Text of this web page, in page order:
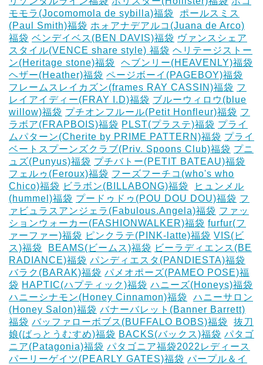
モモラ(Jocomomola de sybilla)福袋
ポールスミス
(Paul Smith)福袋 ホォアナデアルコ(Juana de Arco)
福袋 ベンデイベス(BEN DAVIS)福袋 ヴァンスシェア
スタイル(VENCE share style) 福袋 ヘリテージストー
ン(Heritage stone)福袋
ヘブンリー(HEAVENLY)福袋
ヘザー(Heather)福袋 ページボーイ(PAGEBOY)福袋
フレームスレイカズン(frames RAY CASSIN)福袋 フ
レイアイディー(FRAY I.D)福袋 ブルーウィロウ(blue
willow)福袋 プチオンフルール(Petit Honfleur)福袋 フ
ラボア(FRAPBOIS)福袋 PLST(プラステ)福袋 プライ
ムパターン(Cherite by PRIME PATTERN)福袋 プライ
ベートスプーンズクラブ(Priv. Spoons Club)福袋 プニ
ュズ(Punyus)福袋 プチバトー(PETIT BATEAU)福袋
フェルゥ(Feroux)福袋 フーズフーチコ(who's who
Chico)福袋 ビラボン(BILLABONG)福袋
ヒュンメル
(hummel)福袋 プードゥドゥ(POU DOU DOU)福袋 フ
ァビュラスアンジェラ(Fabulous.Angela)福袋 ファッ
ションウォーカー(FASHIONWALKER)福袋 furfur(フ
ァーファー)福袋 ピンクラテ(PINK-latte)福袋 VIS(ビ
ス)福袋
BEAMS(ビームス)福袋 ビーラディエンス(BE
RADIANCE)福袋 パンディエスタ(PANDIESTA)福袋
バラク(BARAK)福袋 パメオポーズ(PAMEO POSE)福
袋 HAPTIC(ハプティック)福袋 ハニーズ(Honeys)福袋
ハニーシナモン(Honey Cinnamon)福袋
ハニーサロン
(Honey Salon)福袋 バナーバレット(Banner Barrett)
福袋 バッファローボブス(BUFFALO BOBS)福袋
抜刀
娘(ばっとうむすめ)福袋 BACKS(バックス)福袋 パタゴ
ニア(Patagonia)福袋 パタゴニア福袋2022レディース
パーリーゲイツ(PEARLY GATES)福袋 パープル＆イ